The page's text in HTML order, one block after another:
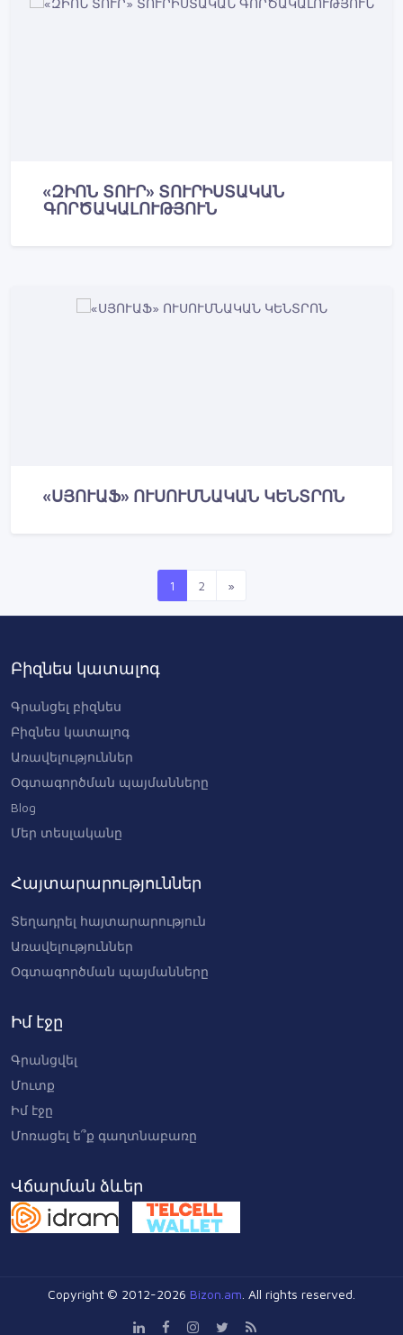
«ԶԻՈՆ ՏՈՒՐ» ՏՈՒՐԻՍՏԱԿԱՆ
ԳՈՐԾԱԿԱԼՈՒԹՅՈՒՆ
«ՍՅՈՒԱՖ» ՈՒՍՈՒՄՆԱԿԱՆ ԿԵՆՏՐՈՆ
1 2 »
Բիզնես կատալոգ
Գրանցել բիզնես
Բիզնես կատալոգ
Առավելություններ
Օգտագործման պայմանները
Blog
Մեր տեսլականը
Հայտարարություններ
Տեղադրել հայտարարություն
Առավելություններ
Օգտագործման պայմանները
Իմ էջը
Գրանցվել
Մուտք
Իմ էջը
Մոռացել ե՞ք գաղտնաբառը
Վճարման ձևեր
Copyright © 2012-2026 Bizon.am . All rights reserved.